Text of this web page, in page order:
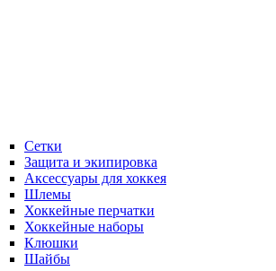
Сетки
Защита и экипировка
Аксессуары для хоккея
Шлемы
Хоккейные перчатки
Хоккейные наборы
Клюшки
Шайбы